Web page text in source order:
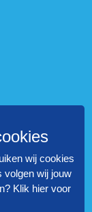
wij cookies
volgen wij jouw
Klik hier voor